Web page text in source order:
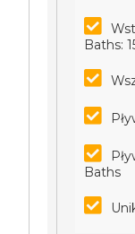
Baths:
Baths